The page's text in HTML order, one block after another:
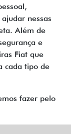
nessas
Além de
e
Fiat que
cada tipo de
fazer pelo